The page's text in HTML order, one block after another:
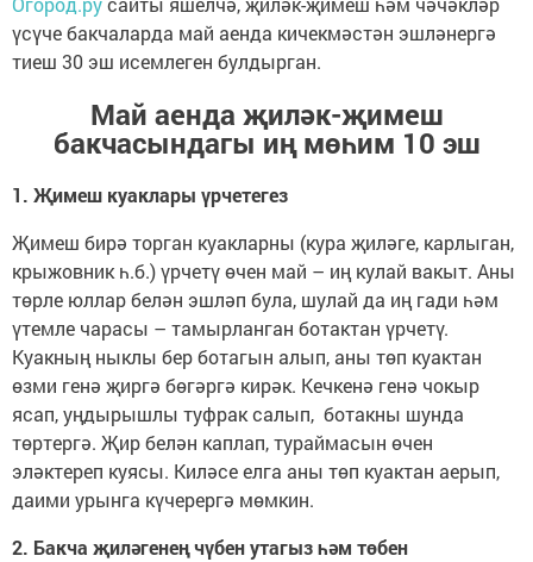
үсүче бакчаларда май аенда кичекмәстән эшләнергә
тиеш 30 эш исемлеген булдырган.
Май аенда җиләк-җимеш
бакчасындагы иң мөһим 10 эш
1. Җимеш куаклары үрчетегез
Җимеш бирә торган куакларны (кура җиләге, карлыган,
крыжовник һ.б.) үрчетү өчен май – иң кулай вакыт. Аны
төрле юллар белән эшләп була, шулай да иң гади һәм
үтемле чарасы – тамырланган ботактан үрчетү.
Куакның ныклы бер ботагын алып, аны төп куактан
өзми генә җиргә бөгәргә кирәк. Кечкенә генә чокыр
ясап, уңдырышлы туфрак салып, ботакны шунда
төртергә. Җир белән каплап, тураймасын өчен
эләктереп куясы. Киләсе елга аны төп куактан аерып,
даими урынга күчерергә мөмкин.
2. Бакча җиләгенең чүбен утагыз һәм төбен